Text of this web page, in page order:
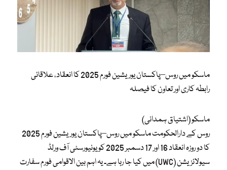
ماسکو میں روس–پاکستان یوریشین فورم 2025 کا انعقاد، علاقائی
رابطہ کاری اور تعاون کا فیصلہ
ماسکو (اشتیاق ہمدانی)
روس کے دارالحکومت ماسکو میں روس–پاکستان یوریشین فورم 2025
کا دو روزہ انعقاد 16 اور 17 دسمبر 2025 کو یونیورسٹی آف ورلڈ
سیولائزیشن (UWC) میں کیا جا رہا ہے۔ یہ اہم بین الاقوامی فورم سفارت